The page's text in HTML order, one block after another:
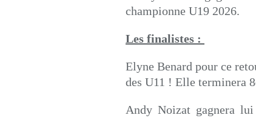
championne U19 2026.
Les finalistes :
Elyne Benard pour ce
des U11 ! Elle terminera
Andy Noizat gagnera